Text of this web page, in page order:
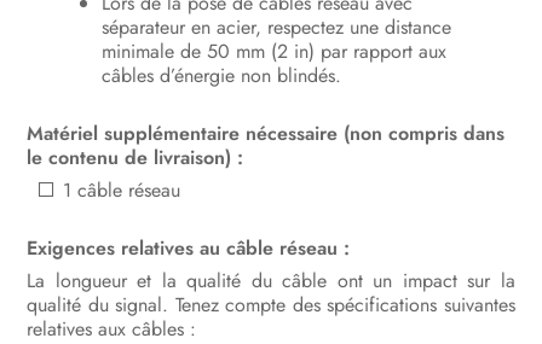
séparateur en acier, respectez une distance
minimale de 50 mm (2 in) par rapport aux
câbles d’énergie non blindés.
Matériel supplémentaire nécessaire (non compris dans
le contenu de livraison) :
1 câble réseau
Exigences relatives au câble réseau :
La longueur et la qualité du câble ont un impact sur la
qualité du signal. Tenez compte des spécifications suivantes
relatives aux câbles :
Informations sur le respect des
spécifications